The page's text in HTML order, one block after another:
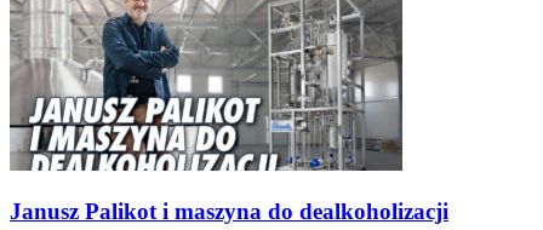
Janusz Palikot i maszyna do dealkoholizacji